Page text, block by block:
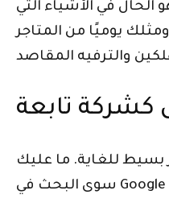
الحال في الأشياء التي
يوميًا من المتاجر
كشركة تابعة
بسيط للغاية. ما عليك